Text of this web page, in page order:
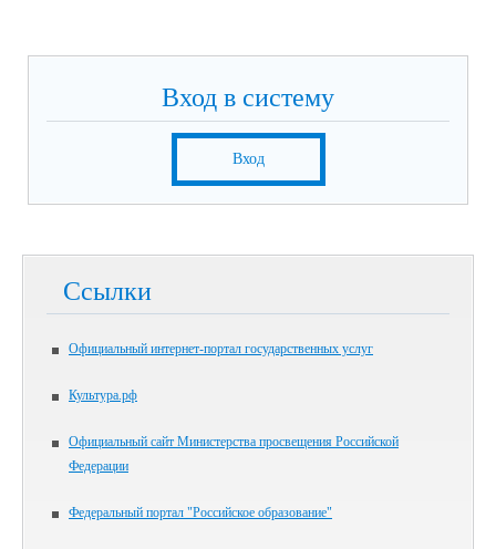
Вход в систему
Вход
Ссылки
Официальный интернет-портал государственных услуг
Культура.рф
Официальный сайт Министерства просвещения Российской
Федерации
Федеральный портал "Российское образование"